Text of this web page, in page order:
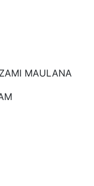
MAULANA